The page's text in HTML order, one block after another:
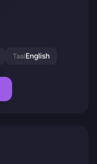
TaalEnglish